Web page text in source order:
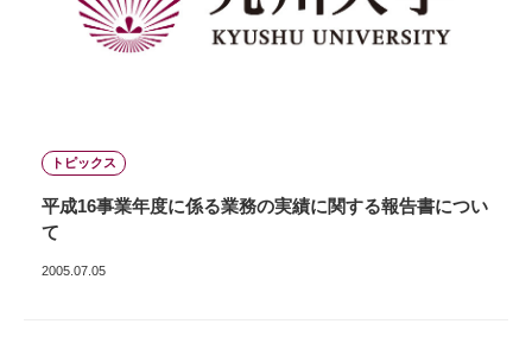
トピックス
平成16事業年度に係る業務の実績に関する報告書につい
て
2005.07.05